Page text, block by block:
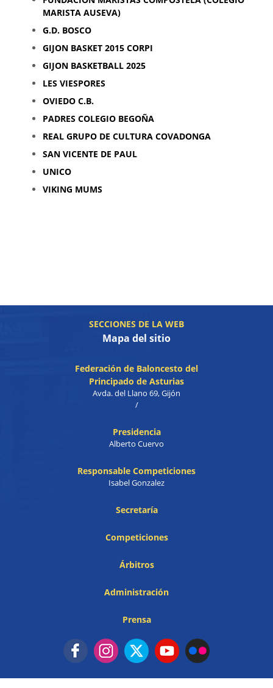
MARISTA AUSEVA)
G.D. BOSCO
GIJON BASKET 2015 CORPI
GIJON BASKETBALL 2025
LES VIESPORES
OVIEDO C.B.
PADRES COLEGIO BEGOÑA
REAL GRUPO DE CULTURA COVADONGA
SAN VICENTE DE PAUL
UNICO
VIKING MUMS
SECCIONES DE LA WEB
Mapa del sitio
Federación de Baloncesto del
Principado de Asturias
Avda. del Llano 69, Gijón
/
Presidencia
Alberto Cuervo
Responsable Competiciones
Isabel Gonzalez
Secretaría
Competiciones
Árbitros
Administración
Prensa